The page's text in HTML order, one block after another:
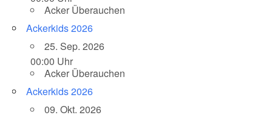
Acker Überauchen
Ackerkids 2026
25. Sep. 2026
00:00 Uhr
Acker Überauchen
Ackerkids 2026
09. Okt. 2026